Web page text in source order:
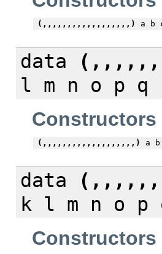
(,,,,,,,,,,,,,,,,,,) a b
data
l m n o p
Constructors
(,,,,,,,,,,,,,,,,,,,) a
data
k l m n o
Constructors